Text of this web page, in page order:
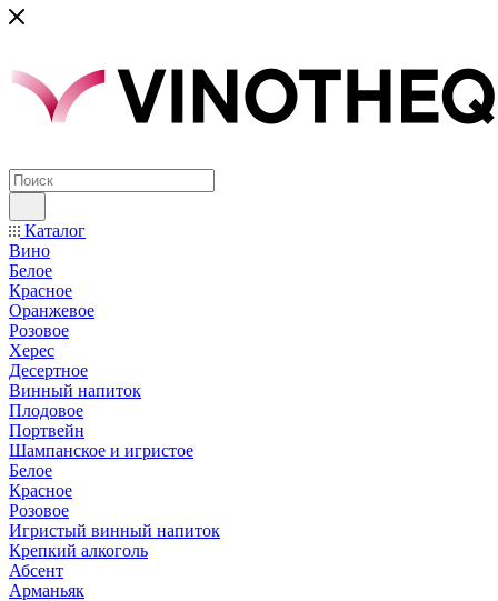
Каталог
Вино
Белое
Красное
Оранжевое
Розовое
Херес
Десертное
Винный напиток
Плодовое
Портвейн
Шампанское и игристое
Белое
Красное
Розовое
Игристый винный напиток
Крепкий алкоголь
Абсент
Арманьяк